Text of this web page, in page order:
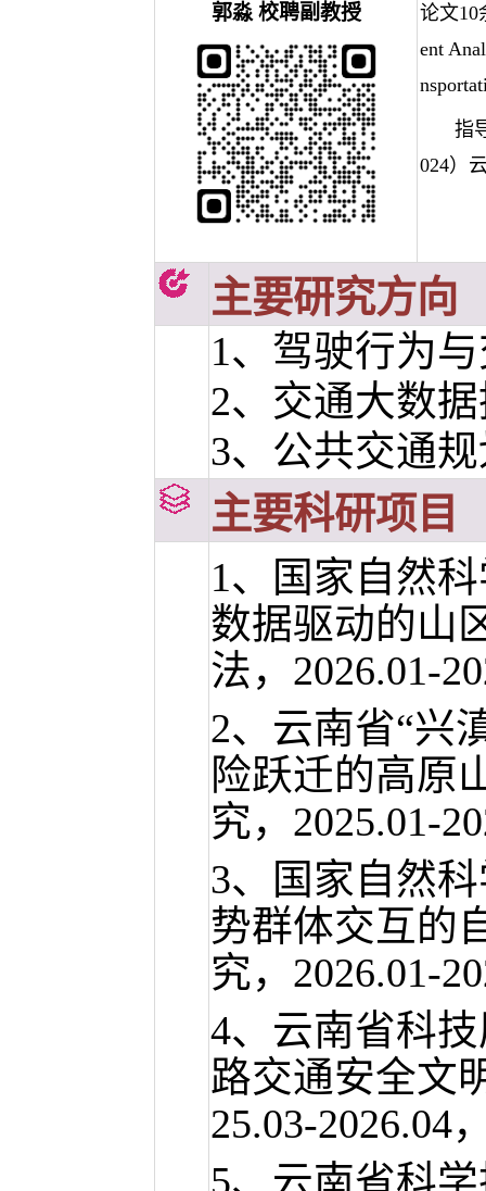
论文10
ent
指
024）
郭淼 校聘副教授
主要研究方向
1、驾驶行为
2、交通大数
3、公共交通
主要科研项目
1、国家自然
数据驱动的山
法，2026.01-
2、云南省“兴
险跃迁的高原
究，2025.01-
3、国家自然
势群体交互的
究，2026.01-
4、云南省科
路交通安全文
25.03-2026.04
5、云南省科